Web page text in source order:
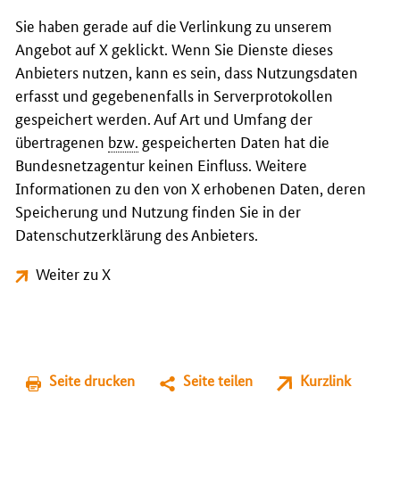
Sie haben gerade auf die Verlinkung zu unserem
Angebot auf X geklickt. Wenn Sie Dienste dieses
Anbieters nutzen, kann es sein, dass Nutzungsdaten
erfasst und gegebenenfalls in Serverprotokollen
gespeichert werden. Auf Art und Umfang der
übertragenen bzw. gespeicherten Daten hat die
Bundesnetzagentur keinen Einfluss. Weitere
Informationen zu den von X erhobenen Daten, deren
Speicherung und Nutzung finden Sie in der
Datenschutzerklärung des Anbieters.
Weiter zu X
Seite drucken Seite teilen Kurzlink